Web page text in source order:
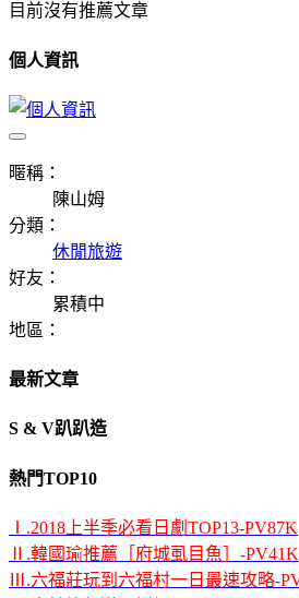
目前沒有推薦文章
個人資訊
暱稱：
陳山姆
分類：
休閒旅遊
好友：
累積中
地區：
最新文章
S & V趴趴造
熱門TOP10
Ⅰ.2018上半季必看日劇TOP13-PV87K
Ⅱ.韓國瑜推薦［府城虱目魚］-PV41K
Ⅲ.六福莊玩到六福村一日最速攻略-